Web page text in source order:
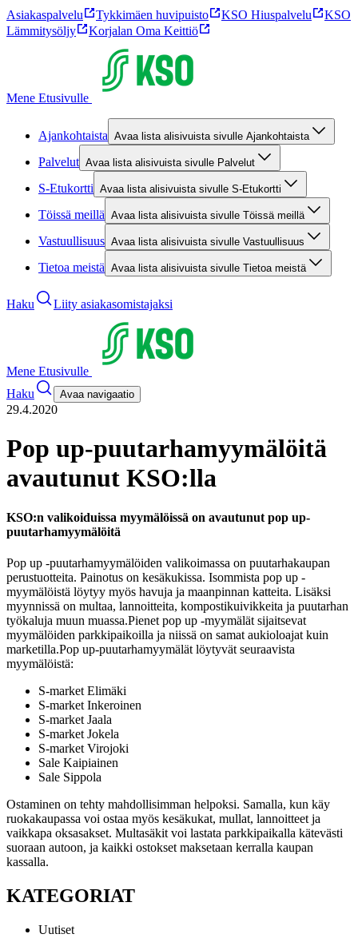
Asiakaspalvelu Tykkimäen huvipuisto KSO Hiuspalvelu
KSO
Lämmitysöljy
Korjalan Oma Keittiö
Mene Etusivulle
Ajankohtaista Avaa lista alisivuista sivulle Ajankohtaista
Palvelut Avaa lista alisivuista sivulle Palvelut
S-Etukortti Avaa lista alisivuista sivulle S-Etukortti
Töissä meillä Avaa lista alisivuista sivulle Töissä meillä
Vastuullisuus Avaa lista alisivuista sivulle Vastuullisuus
Tietoa meistä Avaa lista alisivuista sivulle Tietoa meistä
Haku Liity asiakasomistajaksi
Mene Etusivulle
Haku
Avaa navigaatio
29.4.2020
Pop up-puutarhamyymälöitä
avautunut KSO:lla
KSO:n valikoiduissa myymälöissä on avautunut pop up-
puutarhamyymälöitä
Pop up -puutarhamyymälöiden valikoimassa on puutarhakaupan
perustuotteita. Painotus on kesäkukissa. Isommista pop up -
myymälöistä löytyy myös havuja ja maanpinnan katteita. Lisäksi
myynnissä on multaa, lannoitteita, kompostikuivikkeita ja puutarhan
työkaluja muun muassa.Pienet pop up -myymälät sijaitsevat
myymälöiden parkkipaikoilla ja niissä on samat aukioloajat kuin
marketilla.Pop up-puutarhamyymälät löytyvät seuraavista
myymälöistä:
S-market Elimäki
S-market Inkeroinen
S-market Jaala
S-market Jokela
S-market Virojoki
Sale Kaipiainen
Sale Sippola
Ostaminen on tehty mahdollisimman helpoksi. Samalla, kun käy
ruokakaupassa voi ostaa myös kesäkukat, mullat, lannoitteet ja
vaikkapa oksasakset. Multasäkit voi lastata parkkipaikalla kätevästi
suoraan autoon, ja kaikki ostokset maksetaan kerralla kaupan
kassalla.
KATEGORIAT
Uutiset